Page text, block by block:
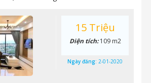
15 Triệu
Diện tích:109 m2
Ngày đăng: 2-01-2020